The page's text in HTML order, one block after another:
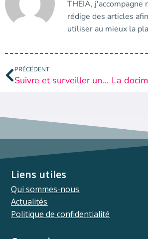
THEIA,
rédige des articles
utiliser au mieux la
PRÉCÉDENT
Suivre et surveiller une épreuve numérique en salle sur THEIA !
Liens utiles
Qui sommes-nous
Actualités
Politique de confidentialité